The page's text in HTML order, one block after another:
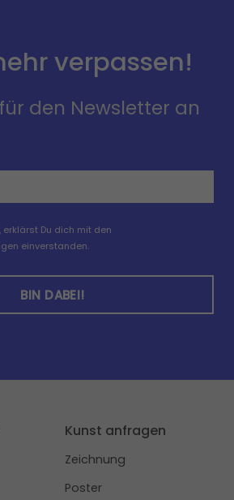
verpassen!
den Newsletter an
erklärst Du dich mit den
einverstanden.
Kunst anfragen
Zeichnung
Poster